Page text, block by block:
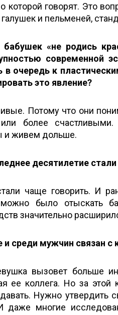
которой говорят. Это
и пельменей,
«не родись
современной
очередь к
это явление?
Потому что они
более
и живем дольше.
десятилетие
чаще говорить. И
можно было отыскать
значительно
среди мужчин связан с
вызовет больше
ее коллега. Но за
Нужно утвердить
даже многие